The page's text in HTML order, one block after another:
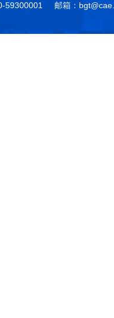
59300001 邮箱：